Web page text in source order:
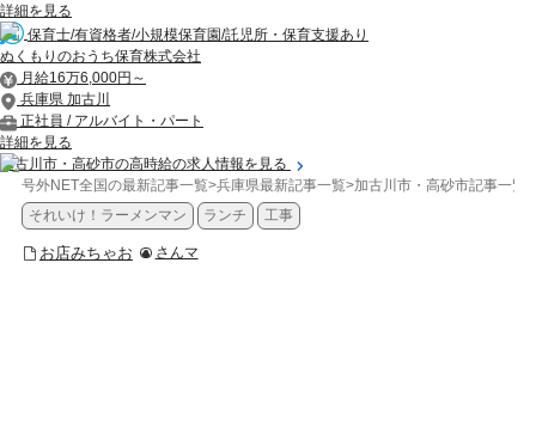
詳細を見る
保育士/有資格者/小規模保育園/託児所・保育支援あり
ぬくもりのおうち保育株式会社
月給16万6,000円～
兵庫県 加古川
正社員 / アルバイト・パート
詳細を見る
加古川市・高砂市の高時給の求人情報を見る
号外NET全国の最新記事一覧>兵庫県最新記事一覧>加古川市・高砂市記事一覧
それいけ！ラーメンマン
ランチ 工事
お店みちゃお さんマ